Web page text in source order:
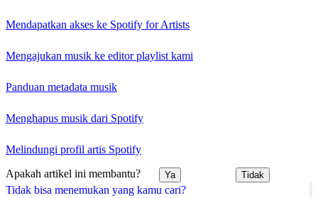
Tidak bisa menemukan yang kamu cari?
Mendapatkan akses ke Spotify for Artists
Mengajukan musik ke editor playlist kami
Panduan metadata musik
Menghapus musik dari Spotify
Melindungi profil artis Spotify
Apakah artikel ini membantu? Ya Tidak